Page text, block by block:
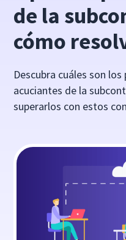
de la
cómo
Descubra cuáles son
acuciantes de la
superarlos con estos